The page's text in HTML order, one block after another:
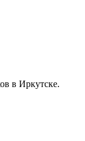
в Иркутске.